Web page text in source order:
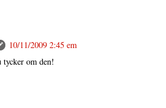
10/11/2009 2:45 em
tycker om den!